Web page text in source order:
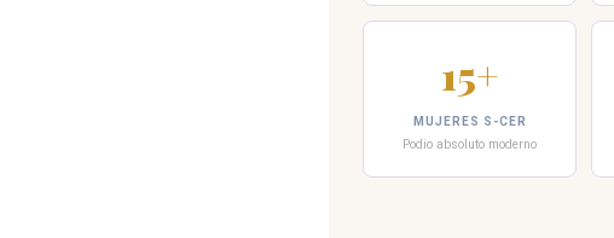
15+
MUJERES S-CER
Podio absoluto moderno